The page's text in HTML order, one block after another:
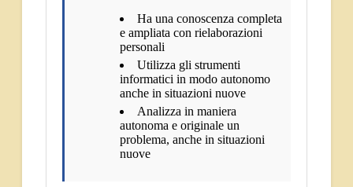
Ha una conoscenza completa
e ampliata con rielaborazioni
personali
Utilizza gli strumenti
informatici in modo autonomo
anche in situazioni nuove
Analizza in maniera
autonoma e originale un
problema, anche in situazioni
nuove